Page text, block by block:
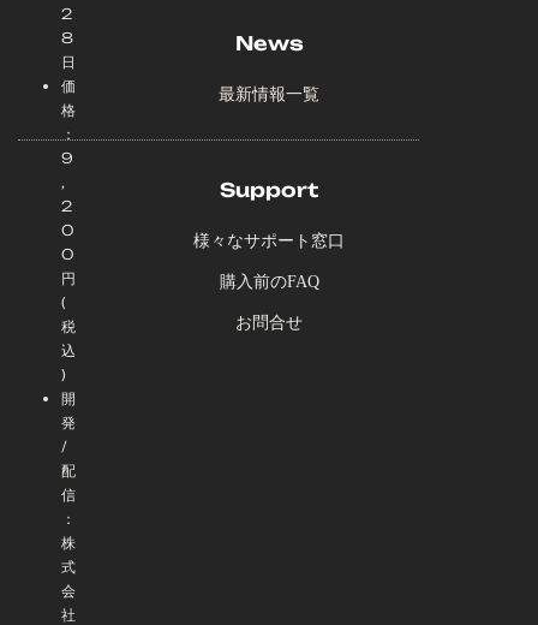
2
8
日
価
格
：
9
,
2
0
0
円
(
税
込
)
開
発
/
配
信
：
株
式
会
社
News
最新情報一覧
Support
様々なサポート窓口
購入前のFAQ
お問合せ